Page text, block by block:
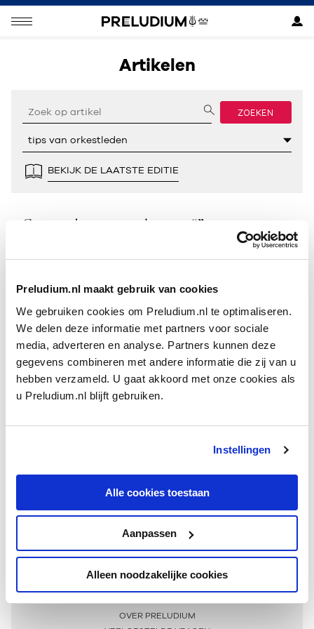
Preludium.nl maakt gebruik van cookies
We gebruiken cookies om Preludium.nl te optimaliseren.
We delen deze informatie met partners voor sociale
media, adverteren en analyse. Partners kunnen deze
gegevens combineren met andere informatie die zij van u
hebben verzameld. U gaat akkoord met onze cookies als
u Preludium.nl blijft gebruiken.
Instellingen
Alle cookies toestaan
Aanpassen
Alleen noodzakelijke cookies
Artikelen
ZOEKEN
BEKIJK DE LAATSTE EDITIE
Geen resultaten gevonden voor “”.
Meer informatie
OVER PRELUDIUM